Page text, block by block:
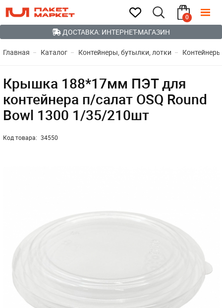
0
ДОСТАВКА: ИНТЕРНЕТ-МАГАЗИН
Главная Каталог Контейнеры, бутылки, лотки
Крышка 188*17мм ПЭТ для
контейнера п/салат OSQ Round
Bowl 1300 1/35/210шт
Код товара: 34550